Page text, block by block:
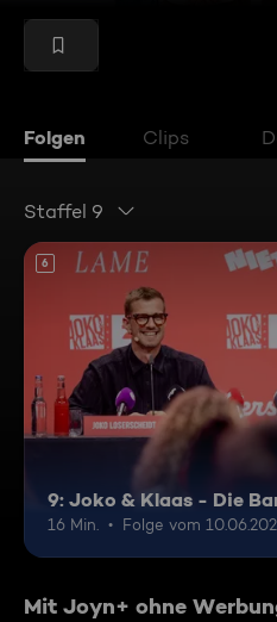
Folgen Clips
Staffel 9
6
9: Joko & Klaas - Die
16 Min. Folge vom
Mit Joyn+ ohne